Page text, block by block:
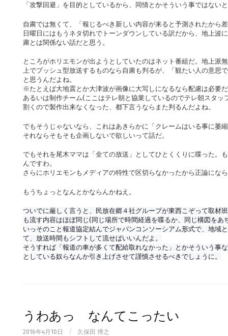
「攻撃回避」を目的としているから、同情とかそういう事ではない
自粛では無くて、「報じるべき新しい内容が来ると予測されたから
日曜日にはもうネタ切れでトーンダウンしている訳だから、地上波
粛とは関係ない話だと思う。
ところがホリエモンが出ようとしていたのはネット番組だ。地上派
上でプッシュ型放送するものなら自粛も判るが、「観たい人の意思
と思うんだよね。
※たとえば大地震とか大津波が画像に大写しになるなら配慮は必要
あるいは制作チーム(ここはテレ朝と協業しているのでテレ朝スタ
割くので製作出来なくなった、都下言うならまた判るんだよね。
でもそうじゃないなら、これはあきらかに「クレームはいる事に萎
それならそもそも企画しないで欲しいって話だ。
でもそれを尾木ママは「全ての放送」としてひとくくりに喋った。
んですわ。
さらにホリエモンもメディアの特性で区切らなかったから正論にな
もうちょっとなんとかならんかねえ。
ついでに厳しく言うと、民放在郷４社グループが東西こぞって取材
も流す内容はほぼ同じ(同じ場所で時間経過を喋るか、同じ構図をあ
いっそのこと報道協定結んでジャパンコンソーシアム形式で、地域
て、放送時間もシフトして流せばいいんだよ。
そうすれば「報道の車が多くて配給取れなかった」とかそういう事
としている奴らなんか引き上げさせて謹慎させるべきでしょうに。
うわあっ なんてこったい
2016年4月10日 / 久保田 博之